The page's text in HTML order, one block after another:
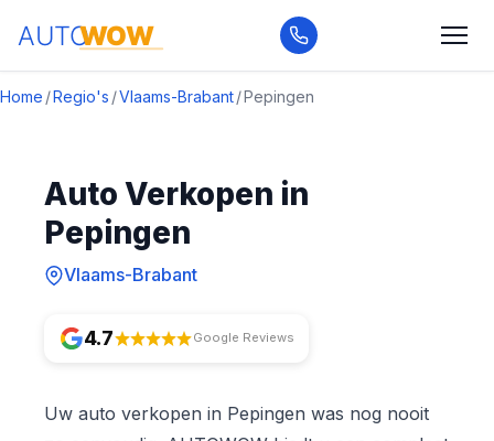
Home /Regio's /Vlaams-Brabant/Pepingen
Auto Verkopen in
Pepingen
Vlaams-Brabant
4.7 Google Reviews
Uw auto verkopen in Pepingen was nog nooit